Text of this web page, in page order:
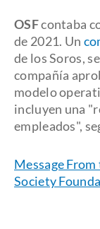
OSFcontaba
de 2021. Un
de los Soros,
compañía
modelo
incluyen una
empleados",
Message
Society